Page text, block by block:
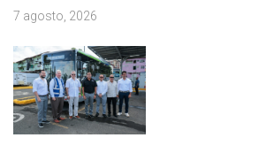
7 agosto, 2026